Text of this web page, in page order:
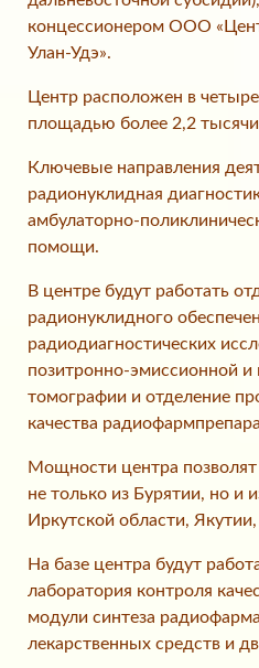
концессионером ООО
Улан-Удэ».
Центр расположен в
площадью более 2,2
Ключевые направления
радионуклидная
амбулаторно-
помощи.
В центре будут работать
радионуклидного
радиодиагностических
позитронно-эмиссионной
томографии и отделение
качества
Мощности центра
не только из Бурятии, но и
Иркутской области,
На базе центра будут
лаборатория контроля
модули синтеза
лекарственных средств и